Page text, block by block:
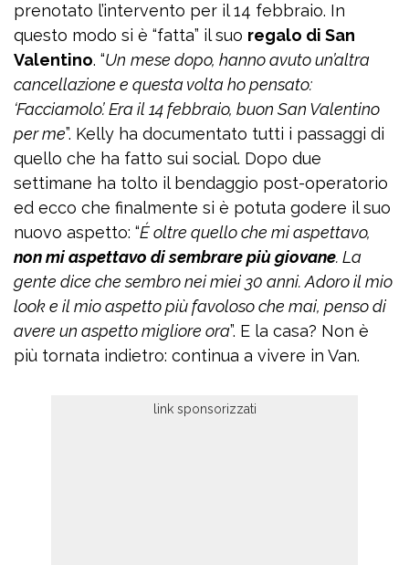
prenotato l’intervento per il 14 febbraio. In
questo modo si è “fatta” il suo regalo di San
Valentino. “Un mese dopo, hanno avuto un’altra
cancellazione e questa volta ho pensato:
‘Facciamolo’. Era il 14 febbraio, buon San Valentino
per me”. Kelly ha documentato tutti i passaggi di
quello che ha fatto sui social. Dopo due
settimane ha tolto il bendaggio post-operatorio
ed ecco che finalmente si è potuta godere il suo
nuovo aspetto: “É oltre quello che mi aspettavo,
non mi aspettavo di sembrare più giovane. La
gente dice che sembro nei miei 30 anni. Adoro il mio
look e il mio aspetto più favoloso che mai, penso di
avere un aspetto migliore ora”. E la casa? Non è
più tornata indietro: continua a vivere in Van.